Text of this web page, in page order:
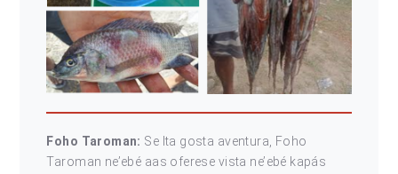
Foho Taroman: Se Ita gosta aventura, Foho
Taroman ne’ebé aas oferese vista ne’ebé kapás